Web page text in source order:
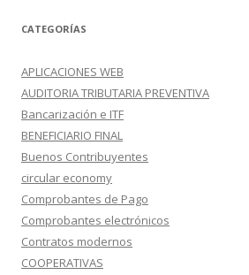
CATEGORÍAS
APLICACIONES WEB
AUDITORIA TRIBUTARIA PREVENTIVA
Bancarización e ITF
BENEFICIARIO FINAL
Buenos Contribuyentes
circular economy
Comprobantes de Pago
Comprobantes electrónicos
Contratos modernos
COOPERATIVAS